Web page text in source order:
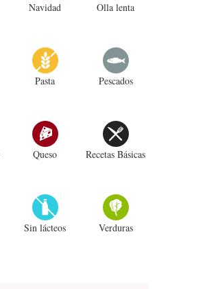
Navidad Olla lenta
Pasta Pescados
Queso Recetas Básicas
Sin lácteos Verduras